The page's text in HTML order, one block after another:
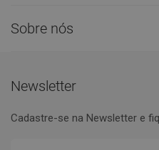
Sobre nós
Newsletter
Cadastre-se na Newsletter e